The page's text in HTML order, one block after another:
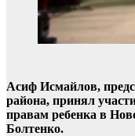
Асиф Исмайлов,
района, принял
правам ребенка в
Болтенко.